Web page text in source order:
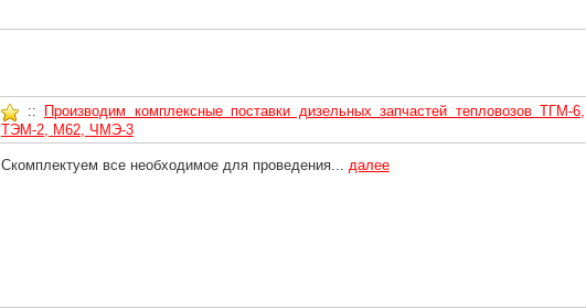
::
Производим комплексные поставки дизельных запчастей тепловозов ТГМ-6,
ТЭМ-2, М62, ЧМЭ-3
Скомплектуем все необходимое для проведения... далее